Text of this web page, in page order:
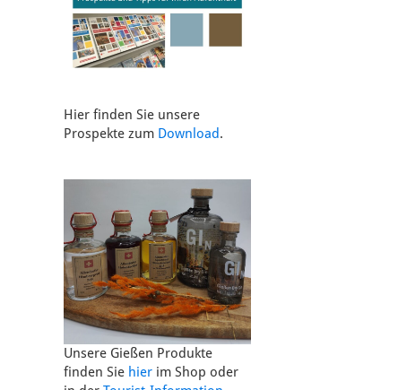
Hier finden Sie unsere
Prospekte zum Download.
Unsere Gießen Produkte
finden Sie hierim Shop oder